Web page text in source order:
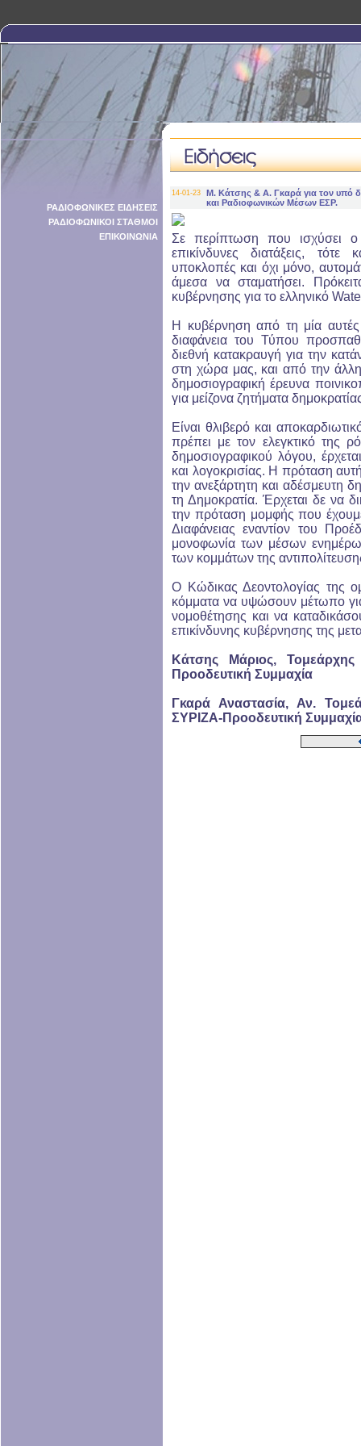
ΡΑΔΙΟΦΩΝΙΚΕΣ ΕΙΔΗΣΕΙΣ
ΡΑΔΙΟΦΩΝΙΚΟΙ ΣΤΑΘΜΟΙ
ΕΠΙΚΟΙΝΩΝΙΑ
14-01-23
Μ. Κάτσης & Α. Γκαρά για τον υπό
και Ραδιοφωνικών Μέσων ΕΣΡ.
Σε περίπτωση που ισχύσει ο
επικίνδυνες διατάξεις,
υποκλοπές και όχι μόνο,
άμεσα να σταματήσει.
κυβέρνησης για το ελληνικό
Η κυβέρνηση από τη μία αυτές
διαφάνεια του Τύπου
διεθνή κατακραυγή για την
στη χώρα μας, και από την
δημοσιογραφική έρευνα
για μείζονα ζητήματα
Είναι θλιβερό και
πρέπει με τον ελεγκτικό της
δημοσιογραφικού λόγου,
και λογοκρισίας. Η πρόταση
την ανεξάρτητη και αδέσμευτη
τη Δημοκρατία. Έρχεται δε να
την πρόταση μομφής που
Διαφάνειας εναντίον του
μονοφωνία των μέσων
των κομμάτων της
Ο Κώδικας Δεοντολογίας της
κόμματα να υψώσουν μέτωπο
νομοθέτησης και να
επικίνδυνης κυβέρνησης της
Κάτσης Μάριος,
Προοδευτική Συμμαχία
Γκαρά Αναστασία, Αν.
ΣΥΡΙΖΑ-Προοδευτική